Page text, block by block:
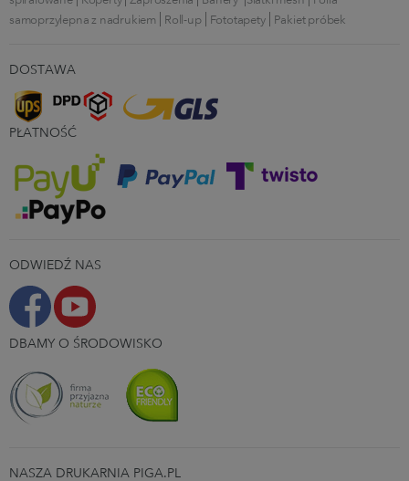
samoprzylepna z nadrukiem
Roll-up Fototapety Pakiet próbek
DOSTAWA
PŁATNOŚĆ
ODWIEDŹ NAS
DBAMY O ŚRODOWISKO
NASZA DRUKARNIA PIGA.PL